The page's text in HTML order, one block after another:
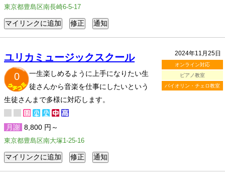
東京都豊島区南長崎6-5-17
2024年11月25日
オンライン対応
ピアノ教室
バイオリン・チェロ教室
ユリカミュージックスクール
0
一生楽しめるように上手になりたい生
徒さんから音楽を仕事にしたいという
生徒さんまで多様に対応します。
月謝 8,800 円～
東京都豊島区南大塚1-25-16